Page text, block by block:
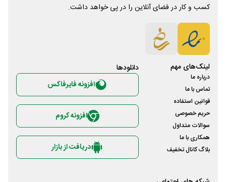
کسب و کار در فضای آنلاین را در پی خواهد داشت.
لینک‌های مهم
درباره ما
تماس با ما
قوانین استفاده
حریم خصوصی
سوالات متداول
همکاری با ما
بلاگ کانال تخفیف
دانلود‌ها
افزونه فایرفاکس
افزونه کروم
دریافت از بازار